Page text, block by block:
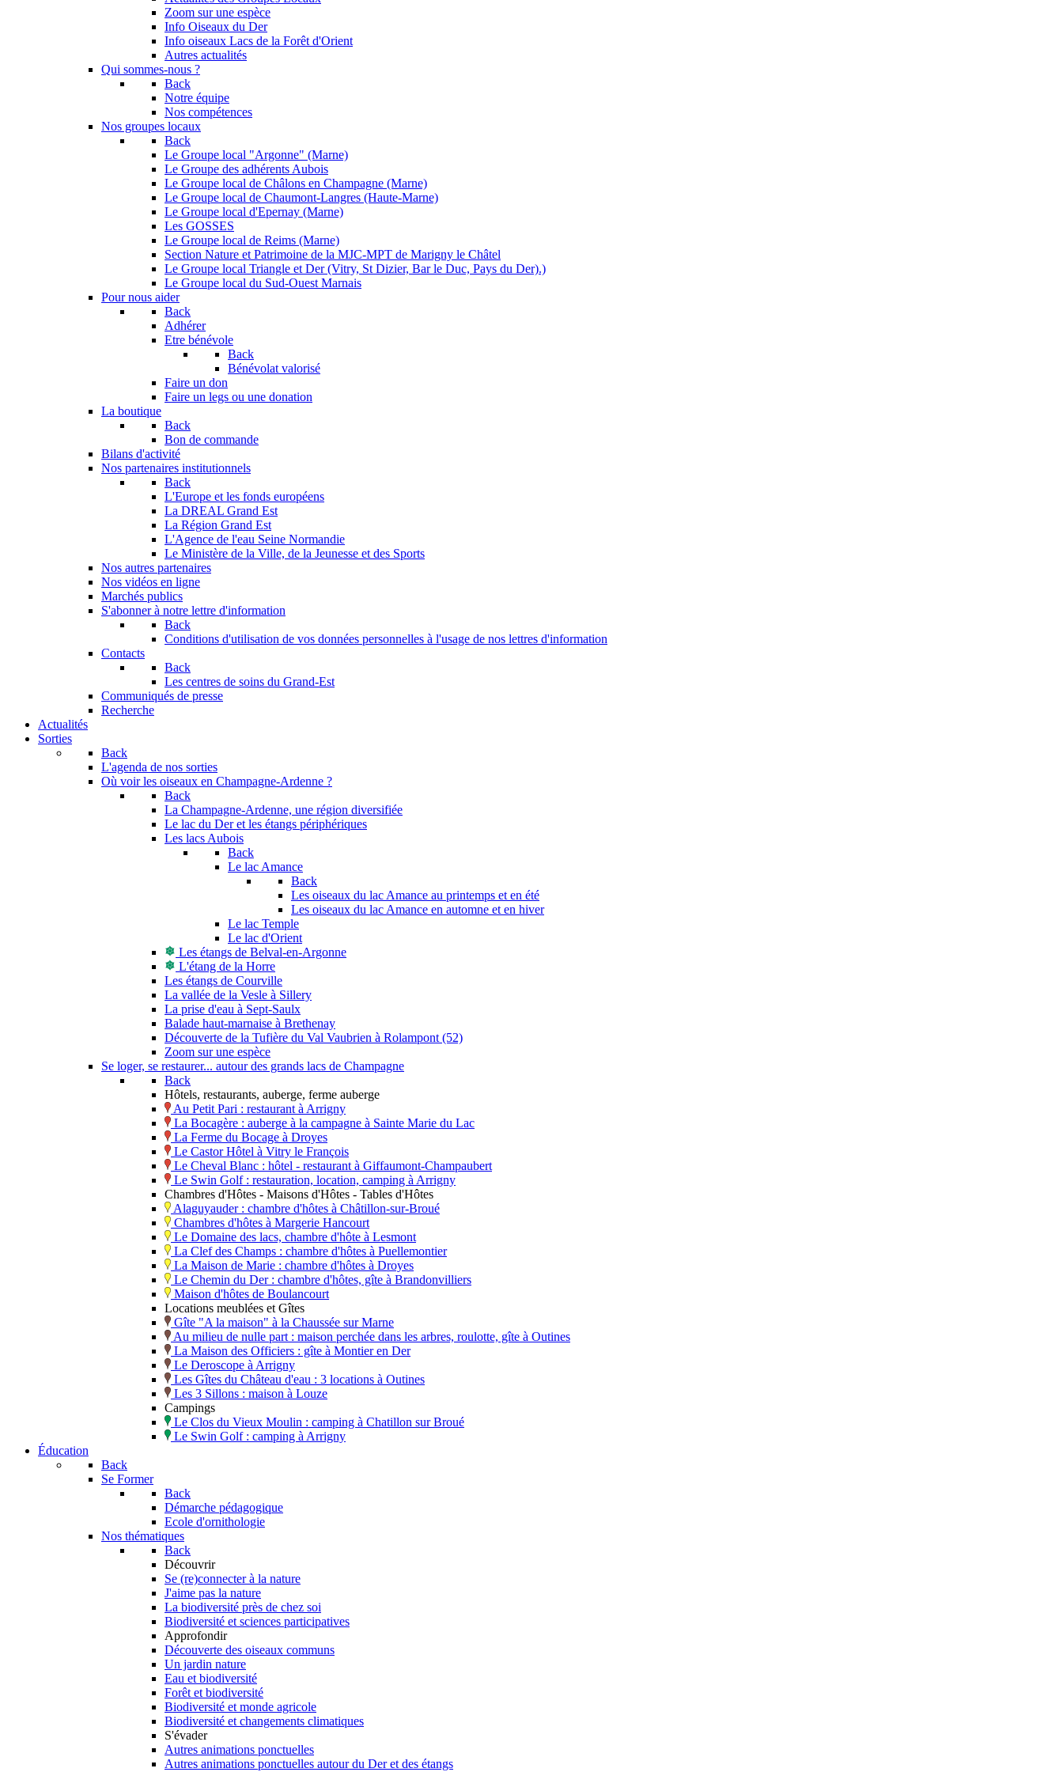
Zoom sur une espèce
Info Oiseaux du Der
Info oiseaux Lacs de la Forêt d'Orient
Autres actualités
Qui sommes-nous ?
Back
Notre équipe
Nos compétences
Nos groupes locaux
Back
Le Groupe local "Argonne" (Marne)
Le Groupe des adhérents Aubois
Le Groupe local de Châlons en Champagne (Marne)
Le Groupe local de Chaumont-Langres (Haute-Marne)
Le Groupe local d'Epernay (Marne)
Les GOSSES
Le Groupe local de Reims (Marne)
Section Nature et Patrimoine de la MJC-MPT de Marigny le Châtel
Le Groupe local Triangle et Der (Vitry, St Dizier, Bar le Duc, Pays du Der).)
Le Groupe local du Sud-Ouest Marnais
Pour nous aider
Back
Adhérer
Etre bénévole
Back
Bénévolat valorisé
Faire un don
Faire un legs ou une donation
La boutique
Back
Bon de commande
Bilans d'activité
Nos partenaires institutionnels
Back
L'Europe et les fonds européens
La DREAL Grand Est
La Région Grand Est
L'Agence de l'eau Seine Normandie
Le Ministère de la Ville, de la Jeunesse et des Sports
Nos autres partenaires
Nos vidéos en ligne
Marchés publics
S'abonner à notre lettre d'information
Back
Conditions d'utilisation de vos données personnelles à l'usage de nos lettres d'information
Contacts
Back
Les centres de soins du Grand-Est
Communiqués de presse
Recherche
Actualités
Sorties
Back
L'agenda de nos sorties
Où voir les oiseaux en Champagne-Ardenne ?
Back
La Champagne-Ardenne, une région diversifiée
Le lac du Der et les étangs périphériques
Les lacs Aubois
Back
Le lac Amance
Back
Les oiseaux du lac Amance au printemps et en été
Les oiseaux du lac Amance en automne et en hiver
Le lac Temple
Le lac d'Orient
Les étangs de Belval-en-Argonne
L'étang de la Horre
Les étangs de Courville
La vallée de la Vesle à Sillery
La prise d'eau à Sept-Saulx
Balade haut-marnaise à Brethenay
Découverte de la Tufière du Val Vaubrien à Rolampont (52)
Zoom sur une espèce
Se loger, se restaurer... autour des grands lacs de Champagne
Back
Hôtels, restaurants, auberge, ferme auberge
Au Petit Pari : restaurant à Arrigny
La Bocagère : auberge à la campagne à Sainte Marie du Lac
La Ferme du Bocage à Droyes
Le Castor Hôtel à Vitry le François
Le Cheval Blanc : hôtel - restaurant à Giffaumont-Champaubert
Le Swin Golf : restauration, location, camping à Arrigny
Chambres d'Hôtes - Maisons d'Hôtes - Tables d'Hôtes
Alaguyauder : chambre d'hôtes à Châtillon-sur-Broué
Chambres d'hôtes à Margerie Hancourt
Le Domaine des lacs, chambre d'hôte à Lesmont
La Clef des Champs : chambre d'hôtes à Puellemontier
La Maison de Marie : chambre d'hôtes à Droyes
Le Chemin du Der : chambre d'hôtes, gîte à Brandonvilliers
Maison d'hôtes de Boulancourt
Locations meublées et Gîtes
Gîte "A la maison" à la Chaussée sur Marne
Au milieu de nulle part : maison perchée dans les arbres, roulotte, gîte à Outines
La Maison des Officiers : gîte à Montier en Der
Le Deroscope à Arrigny
Les Gîtes du Château d'eau : 3 locations à Outines
Les 3 Sillons : maison à Louze
Campings
Le Clos du Vieux Moulin : camping à Chatillon sur Broué
Le Swin Golf : camping à Arrigny
Éducation
Back
Se Former
Back
Démarche pédagogique
Ecole d'ornithologie
Nos thématiques
Back
Découvrir
Se (re)connecter à la nature
J'aime pas la nature
La biodiversité près de chez soi
Biodiversité et sciences participatives
Approfondir
Découverte des oiseaux communs
Un jardin nature
Eau et biodiversité
Forêt et biodiversité
Biodiversité et monde agricole
Biodiversité et changements climatiques
S'évader
Autres animations ponctuelles
Autres animations ponctuelles autour du Der et des étangs